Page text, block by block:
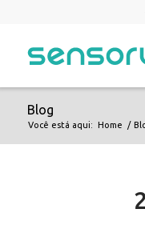
Blog
Você está aqui: Home /